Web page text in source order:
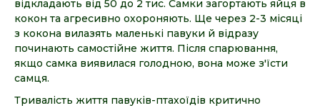
відкладають від 50 до 2 тис. Самки загортають яйця в
кокон та агресивно охороняють. Ще через 2-3 місяці
з кокона вилазять маленькі павуки й відразу
починають самостійне життя. Після спарювання,
якщо самка виявилася голодною, вона може з'їсти
самця.
Тривалість життя павуків-птахоїдів критично